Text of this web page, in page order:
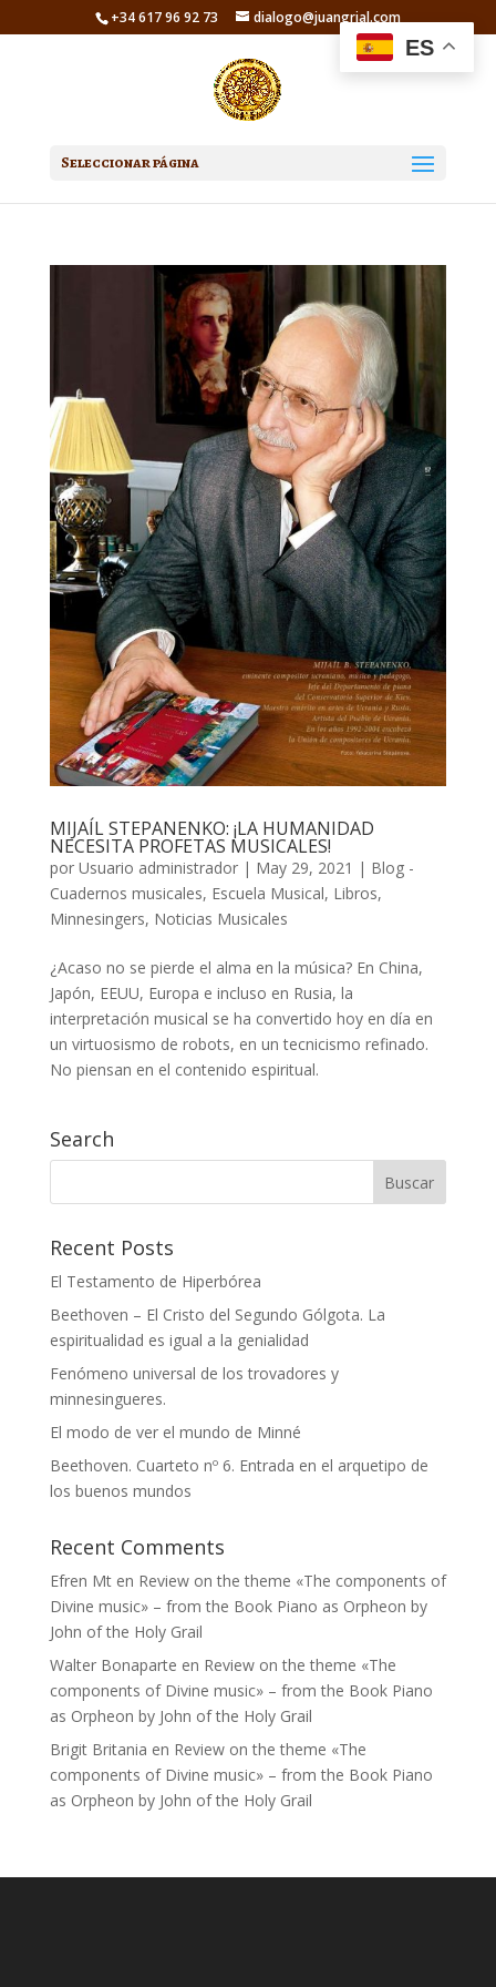
+34 617 96 92 73 dialogo@juangrial.com
Seleccionar página
MIJAÍL STEPANENKO: ¡LA HUMANIDAD
NECESITA PROFETAS MUSICALES!
por Usuario administrador| May 29, 2021 | Blog -
Cuadernos musicales, Escuela Musical, Libros,
Minnesingers, Noticias Musicales
¿Acaso no se pierde el alma en la música? En China,
Japón, EEUU, Europa e incluso en Rusia, la
interpretación musical se ha convertido hoy en día en
un virtuosismo de robots, en un tecnicismo refinado.
No piensan en el contenido espiritual.
Search
Recent Posts
El Testamento de Hiperbórea
Beethoven – El Cristo del Segundo Gólgota. La
espiritualidad es igual a la genialidad
Fenómeno universal de los trovadores y
minnesingueres.
El modo de ver el mundo de Minné
Beethoven. Cuarteto nº 6. Entrada en el arquetipo de
los buenos mundos
Recent Comments
Efren Mten Review on the theme «The components of
Divine music» – from the Book Piano as Orpheon by
John of the Holy Grail
Walter Bonaparte en Review on the theme «The
components of Divine music» – from the Book Piano
as Orpheon by John of the Holy Grail
Brigit Britania en Review on the theme «The
components of Divine music» – from the Book Piano
as Orpheon by John of the Holy Grail
ES